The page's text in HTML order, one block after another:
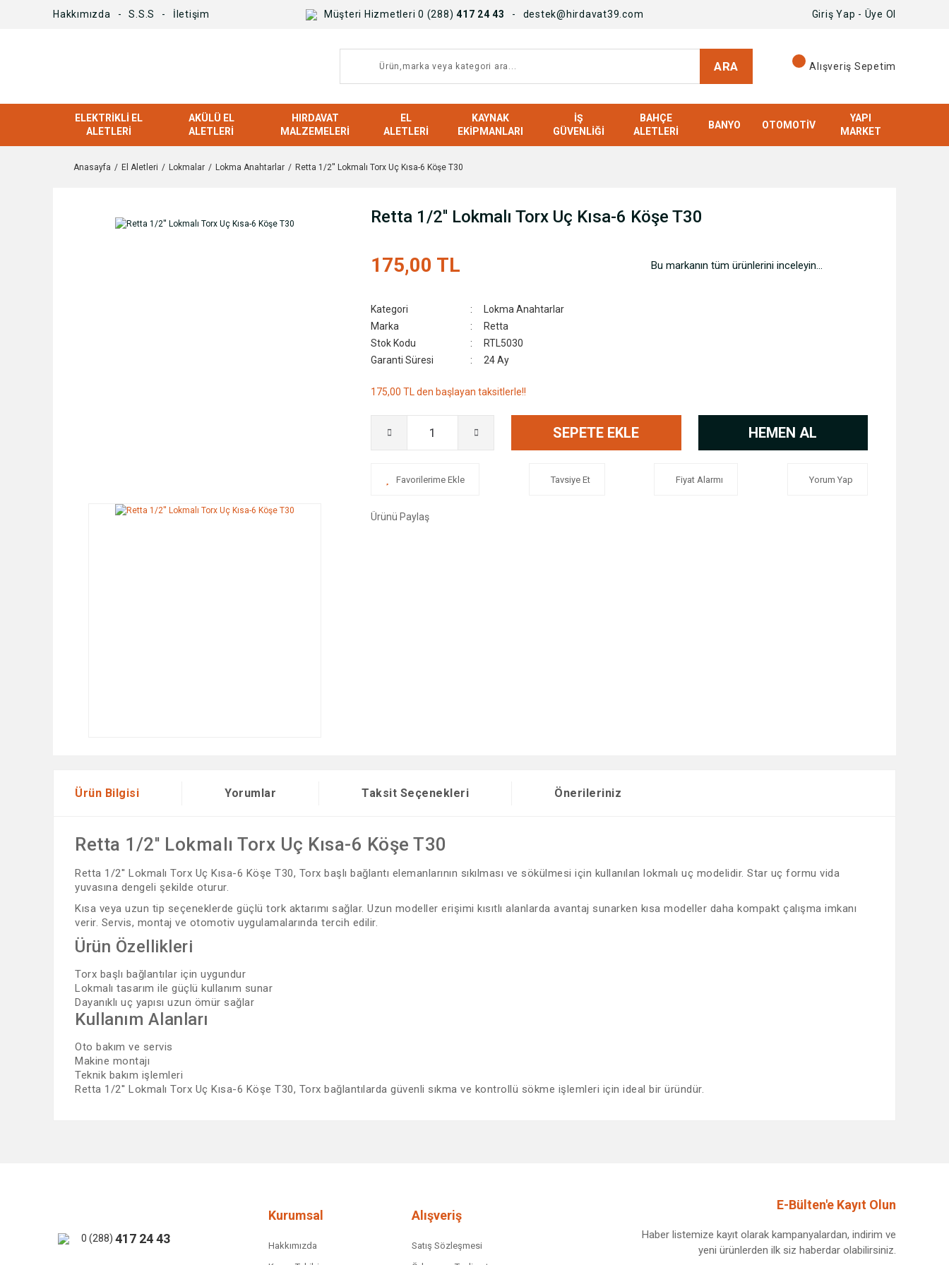
Hakkımızda S.S.S İletişim Müşteri Hizmetleri 0 (288) 417 24 43 destek@hirdavat39.com Giriş Yap - Üye Ol
ARA Alışveriş Sepetim
ELEKTRIKLI EL
ALETLERI
AKÜLÜ EL
ALETLERI
HIRDAVAT
MALZEMELERI
EL
ALETLERI
KAYNAK
EKIPMANLARI
İŞ
GÜVENLIĞI
BAHÇE
ALETLERI
BANYO OTOMOTIV
YAPI
MARKET
Anasayfa El Aletleri Lokmalar Lokma Anahtarlar Retta 1/2'' Lokmalı Torx Uç Kısa-6 Köşe T30
Retta 1/2'' Lokmalı Torx Uç Kısa-6 Köşe T30
175,00 TL Bu markanın tüm ürünlerini inceleyin...
Kategori
Lokma Anahtarlar
Marka
Retta
Stok Kodu
RTL5030
Garanti Süresi
24 Ay
175,00 TL den başlayan taksitlerle!!
SEPETE EKLE HEMEN AL
Tavsiye Et Fiyat Alarmı Yorum Yap
Ürünü Paylaş
Ürün Bilgisi Yorumlar Taksit Seçenekleri Önerileriniz
Retta 1/2'' Lokmalı Torx Uç Kısa-6 Köşe T30
Retta 1/2'' Lokmalı Torx Uç Kısa-6 Köşe T30, Torx başlı bağlantı elemanlarının sıkılması ve sökülmesi için kullanılan lokmalı uç modelidir. Star uç formu vida
yuvasına dengeli şekilde oturur.
Kısa veya uzun tip seçeneklerde güçlü tork aktarımı sağlar. Uzun modeller erişimi kısıtlı alanlarda avantaj sunarken kısa modeller daha kompakt çalışma imkanı
verir. Servis, montaj ve otomotiv uygulamalarında tercih edilir.
Ürün Özellikleri
Torx başlı bağlantılar için uygundur
Lokmalı tasarım ile güçlü kullanım sunar
Dayanıklı uç yapısı uzun ömür sağlar
Kullanım Alanları
Oto bakım ve servis
Makine montajı
Teknik bakım işlemleri
Retta 1/2'' Lokmalı Torx Uç Kısa-6 Köşe T30, Torx bağlantılarda güvenli sıkma ve kontrollü sökme işlemleri için ideal bir üründür.
Bu ürüne benzer farklı alternatifler olmalı.
0 (288) 417 24 43
Kurumsal
Hakkımızda
Alışveriş
Satış Sözleşmesi
E-Bülten'e Kayıt Olun
Haber listemize kayıt olarak kampanyalardan, indirim ve
yeni ürünlerden ilk siz haberdar olabilirsiniz.